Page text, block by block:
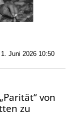
Juni 2026 10:50
von
zu